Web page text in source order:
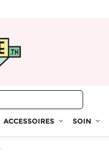
ACCESSOIRES SOIN